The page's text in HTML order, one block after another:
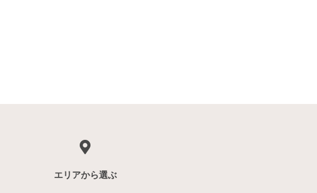
エリアから選ぶ